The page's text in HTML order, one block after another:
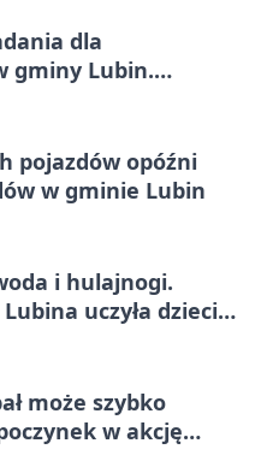
dla
gminy Lubin.
pojazdów opóźni
w gminie Lubin
i hulajnogi.
uczyła dzieci
może szybko
w akcję